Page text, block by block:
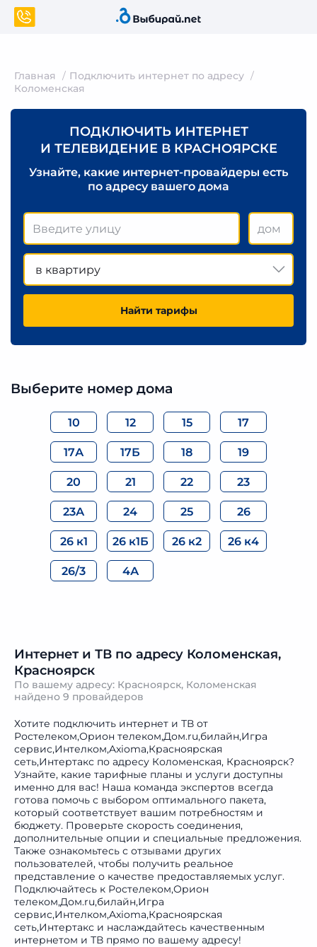
Главная
Подключить интернет по адресу
Коломенская
ПОДКЛЮЧИТЬ ИНТЕРНЕТ
И ТЕЛЕВИДЕНИЕ В КРАСНОЯРСКЕ
Узнайте, какие интернет-провайдеры есть
по адресу вашего дома
в квартиру
Найти тарифы
Выберите номер дома
10 12 15 17
17А 17Б 18 19
20 21 22 23
23А 24 25 26
26 к1 26 к1Б 26 к2 26 к4
26/3 4А
Интернет и ТВ по адресу Коломенская,
Красноярск
По вашему адресу: Красноярск, Коломенская
найдено 9 провайдеров
Хотите подключить интернет и ТВ от
Ростелеком,Орион телеком,Дом.ru,билайн,Игра
сервис,Интелком,Axioma,Красноярская
сеть,Интертакс по адресу Коломенская, Красноярск?
Узнайте, какие тарифные планы и услуги доступны
именно для вас! Наша команда экспертов всегда
готова помочь с выбором оптимального пакета,
который соответствует вашим потребностям и
бюджету. Проверьте скорость соединения,
дополнительные опции и специальные предложения.
Также ознакомьтесь с отзывами других
пользователей, чтобы получить реальное
представление о качестве предоставляемых услуг.
Подключайтесь к Ростелеком,Орион
телеком,Дом.ru,билайн,Игра
сервис,Интелком,Axioma,Красноярская
сеть,Интертакс и наслаждайтесь качественным
интернетом и ТВ прямо по вашему адресу!